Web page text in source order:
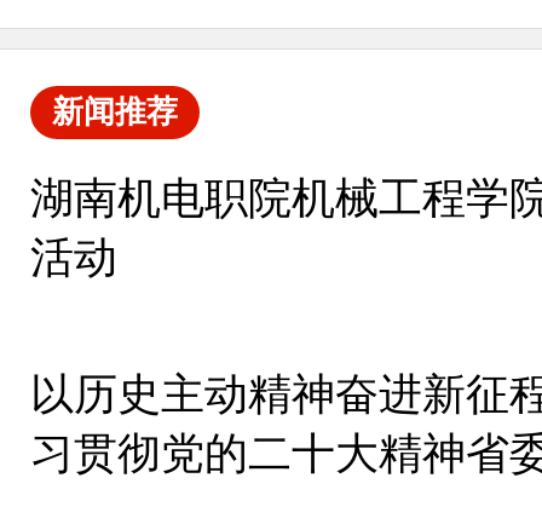
新闻推荐
湖南机电职院机械工程学
活动
以历史主动精神奋进新征
习贯彻党的二十大精神省